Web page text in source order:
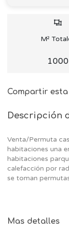
M²
1000
Compartir
Descripción
Venta/Permuta
habitaciones una
habitaciones
calefacción por
se toman
Mas detalles